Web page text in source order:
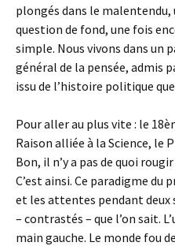
plongés dans le malentendu,
question de fond, une fois
simple. Nous vivons dans un
général de la pensée, admis
issu de l’histoire politique
Pour aller au plus vite : le
Raison alliée à la Science, le
Bon, il n’y a pas de quoi
C’est ainsi. Ce paradigme du
et les attentes pendant deux
– contrastés – que l’on sait.
main gauche. Le monde fou